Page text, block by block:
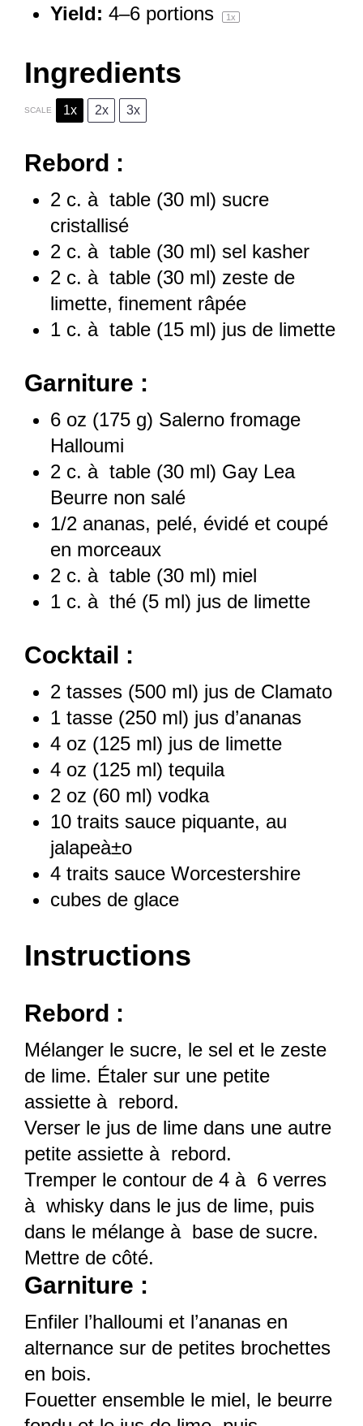
Yield: 4–6 portions 1x
Ingredients
SCALE 1x 2x 3x
Rebord :
2 c. à table (30 ml) sucre
cristallisé
2 c. à table (30 ml) sel kasher
2 c. à table (30 ml) zeste de
limette, finement râpée
1 c. à table (15 ml) jus de limette
Garniture :
6 oz (175 g) Salerno fromage
Halloumi
2 c. à table (30 ml) Gay Lea
Beurre non salé
1/2 ananas, pelé, évidé et coupé
en morceaux
2 c. à table (30 ml) miel
1 c. à thé (5 ml) jus de limette
Cocktail :
2 tasses (500 ml) jus de Clamato
1 tasse (250 ml) jus d’ananas
4 oz (125 ml) jus de limette
4 oz (125 ml) tequila
2 oz (60 ml) vodka
10 traits sauce piquante, au
jalapeà±o
4 traits sauce Worcestershire
cubes de glace
Instructions
Rebord :
Mélanger le sucre, le sel et le zeste
de lime. Étaler sur une petite
assiette à rebord.
Verser le jus de lime dans une autre
petite assiette à rebord.
Tremper le contour de 4 à 6 verres
à whisky dans le jus de lime, puis
dans le mélange à base de sucre.
Mettre de côté.
Garniture :
Enfiler l’halloumi et l’ananas en
alternance sur de petites brochettes
en bois.
Fouetter ensemble le miel, le beurre